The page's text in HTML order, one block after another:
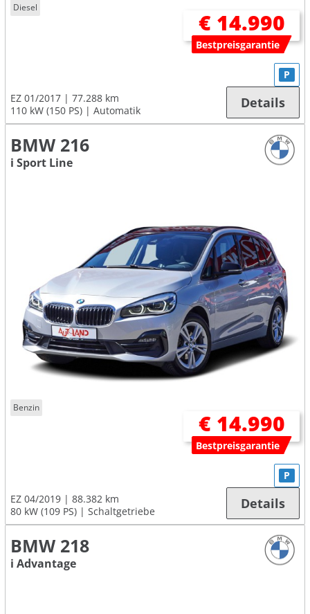
Diesel
€ 14.990
Bestpreisgarantie
EZ 01/2017
77.288 km
110 kW (150 PS)
Automatik
P
Details
BMW 216
i Sport Line
Benzin
€ 14.990
Bestpreisgarantie
EZ 04/2019
88.382 km
80 kW (109 PS)
Schaltgetriebe
P
Details
BMW 218
i Advantage